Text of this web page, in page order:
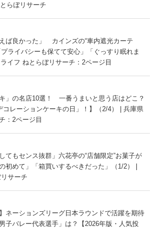
らぼリサーチ
えば良かった」 カインズの“車内遮光カーテ
ライバシーも保てて安心」「ぐっすり眠れま
イフ ねとらぼリサーチ：2ページ目
」の名店10選！ 一番うまいと思う店はどこ？
コレーションケーキの日」！】（2/4） | 兵庫県
：2ページ目
てもセンス抜群」六花亭の“店舗限定”お菓子が
初めて」「箱買いするべきだった」（1/2） |
サーチ
ネーションズリーグ日本ラウンドで活躍を期待
子バレー代表選手」は？【2026年版・人気投